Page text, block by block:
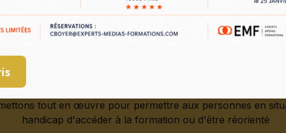
et2025 EMF
103
réalisées
tout en œuvre pour permettre aux personnes en
handicap d'accéder à la formation ou d'être réorienté